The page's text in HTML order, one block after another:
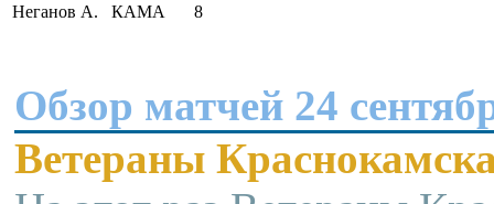
Неганов А.
КАМА 8
Обзор матчей 24
Ветераны